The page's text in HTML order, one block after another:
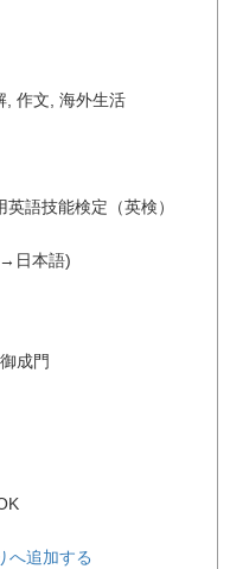
作文 海外生活
英語技能検定（英検）
日本語)
成門
へ追加する